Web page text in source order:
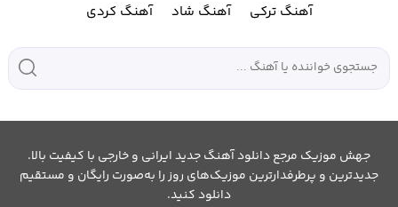
آهنگ ترکی
آهنگ شاد آهنگ کردی
جهش موزیک مرجع دانلود آهنگ جدید ایرانی و خارجی با کیفیت بالا.
جدیدترین و پرطرفدارترین موزیک‌های روز را به‌صورت رایگان و مستقیم
دانلود کنید.